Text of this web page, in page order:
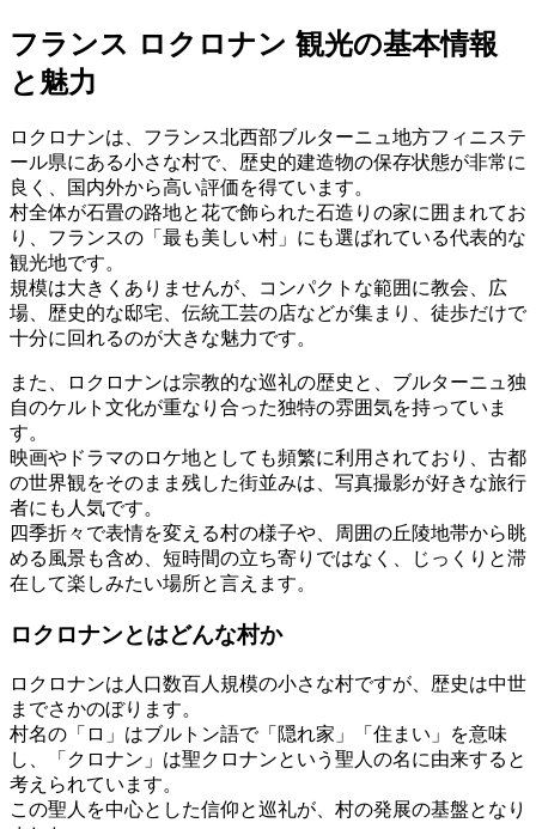
フランス ロクロナン 観光の基本情報
と魅力
ロクロナンは、フランス北西部ブルターニュ地方フィニステ
ール県にある小さな村で、歴史的建造物の保存状態が非常に
良く、国内外から高い評価を得ています。
村全体が石畳の路地と花で飾られた石造りの家に囲まれてお
り、フランスの「最も美しい村」にも選ばれている代表的な
観光地です。
規模は大きくありませんが、コンパクトな範囲に教会、広
場、歴史的な邸宅、伝統工芸の店などが集まり、徒歩だけで
十分に回れるのが大きな魅力です。
また、ロクロナンは宗教的な巡礼の歴史と、ブルターニュ独
自のケルト文化が重なり合った独特の雰囲気を持っていま
す。
映画やドラマのロケ地としても頻繁に利用されており、古都
の世界観をそのまま残した街並みは、写真撮影が好きな旅行
者にも人気です。
四季折々で表情を変える村の様子や、周囲の丘陵地帯から眺
める風景も含め、短時間の立ち寄りではなく、じっくりと滞
在して楽しみたい場所と言えます。
ロクロナンとはどんな村か
ロクロナンは人口数百人規模の小さな村ですが、歴史は中世
までさかのぼります。
村名の「ロ」はブルトン語で「隠れ家」「住まい」を意味
し、「クロナン」は聖クロナンという聖人の名に由来すると
考えられています。
この聖人を中心とした信仰と巡礼が、村の発展の基盤となり